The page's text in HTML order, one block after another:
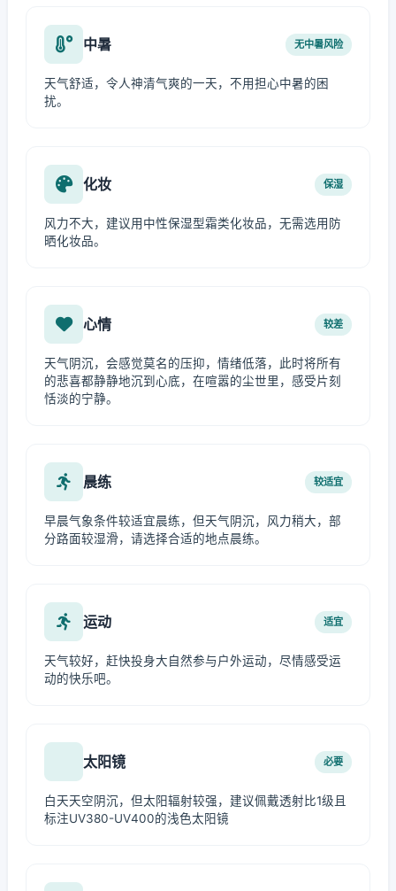
中暑 无中暑风险
天气舒适，令人神清气爽的一天，不用担心中暑的困
扰。
化妆 保湿
风力不大，建议用中性保湿型霜类化妆品，无需选用防
晒化妆品。
心情 较差
天气阴沉，会感觉莫名的压抑，情绪低落，此时将所有
的悲喜都静静地沉到心底，在喧嚣的尘世里，感受片刻
恬淡的宁静。
晨练 较适宜
早晨气象条件较适宜晨练，但天气阴沉，风力稍大，部
分路面较湿滑，请选择合适的地点晨练。
运动 适宜
天气较好，赶快投身大自然参与户外运动，尽情感受运
动的快乐吧。
太阳镜 必要
白天天空阴沉，但太阳辐射较强，建议佩戴透射比1级且
标注UV380-UV400的浅色太阳镜